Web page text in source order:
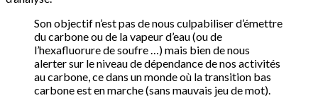
Son objectif n’est pas de nous culpabiliser d’émettre
du carbone ou de la vapeur d’eau (ou de
l’hexafluorure de soufre …) mais bien de nous
alerter sur le niveau de dépendance de nos activités
au carbone, ce dans un monde où la transition bas
carbone est en marche (sans mauvais jeu de mot).